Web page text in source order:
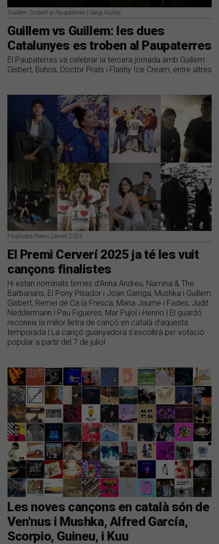
Guillem Gisbert al Paupaterres | Sergi Núñez
Guillem vs Guillem: les dues
Catalunyes es troben al Paupaterres
El Paupaterres va celebrar la tercera jornada amb Guillem
Gisbert, Buhos, Doctor Prats i Flashy Ice Cream, entre altres
Finalistes Premi Cerverí 2025
​El Premi Cerverí 2025 ja té les vuit
cançons finalistes
Hi estan nominats temes d’Anna Andreu, Namina & The
Barbarians, El Pony Pisador i Joan Garriga, Mushka i Guillem
Gisbert, Remei de Ca la Fresca, Maria Jaume i Fades, Judit
Neddermann i Pau Figueres, Mar Pujol i Henrio | El guardó
reconeix la millor lletra de cançó en català d’aquesta
temporada | La cançó guanyadora s’escollirà per votació
popular a partir del 7 de juliol
Les noves cançons en català són de
Ven'nus i Mushka, Alfred García,
Scorpio, Guineu, i Kuu